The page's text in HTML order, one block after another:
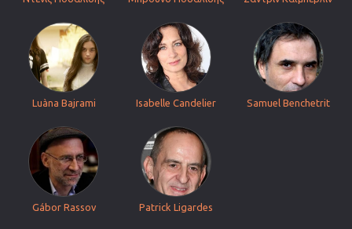
Luàna Bajrami Isabelle Candelier Samuel Benchetrit
Gábor Rassov Patrick Ligardes